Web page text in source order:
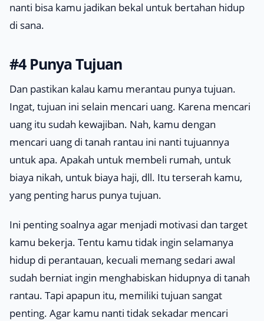
nanti bisa kamu jadikan bekal untuk bertahan hidup
di sana.
#4 Punya Tujuan
Dan pastikan kalau kamu merantau punya tujuan.
Ingat, tujuan ini selain mencari uang. Karena mencari
uang itu sudah kewajiban. Nah, kamu dengan
mencari uang di tanah rantau ini nanti tujuannya
untuk apa. Apakah untuk membeli rumah, untuk
biaya nikah, untuk biaya haji, dll. Itu terserah kamu,
yang penting harus punya tujuan.
Ini penting soalnya agar menjadi motivasi dan target
kamu bekerja. Tentu kamu tidak ingin selamanya
hidup di perantauan, kecuali memang sedari awal
sudah berniat ingin menghabiskan hidupnya di tanah
rantau. Tapi apapun itu, memiliki tujuan sangat
penting. Agar kamu nanti tidak sekadar mencari